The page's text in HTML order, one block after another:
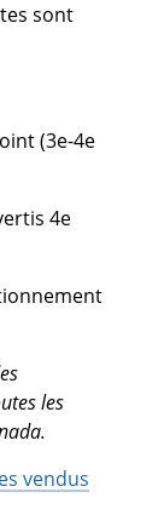
sont
(3e-4e
4e
les
vendus